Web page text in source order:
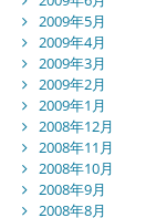
2009年5月
2009年4月
2009年3月
2009年2月
2009年1月
2008年12月
2008年11月
2008年10月
2008年9月
2008年8月